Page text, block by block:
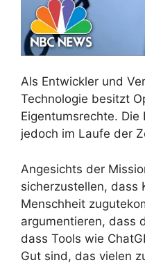
Als Entwickler und
Technologie besitzt
Eigentumsrechte. Die
jedoch im Laufe der
Angesichts der
sicherzustellen, dass
Menschheit
argumentieren, dass
dass Tools wie
Gut sind, das vielen